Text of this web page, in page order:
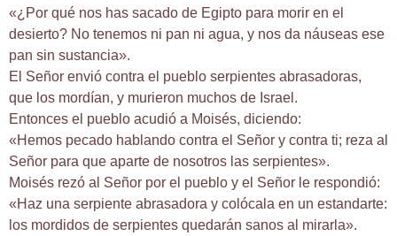
«¿Por qué nos has sacado de Egipto para morir en el
desierto? No tenemos ni pan ni agua, y nos da náuseas ese
pan sin sustancia».
El Señor envió contra el pueblo serpientes abrasadoras,
que los mordían, y murieron muchos de Israel.
Entonces el pueblo acudió a Moisés, diciendo:
«Hemos pecado hablando contra el Señor y contra ti; reza al
Señor para que aparte de nosotros las serpientes».
Moisés rezó al Señor por el pueblo y el Señor le respondió:
«Haz una serpiente abrasadora y colócala en un estandarte:
los mordidos de serpientes quedarán sanos al mirarla».